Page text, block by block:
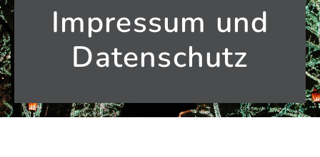
Impressum und
Datenschutz